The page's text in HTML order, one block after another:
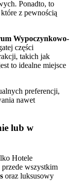
Ponadto, to
z pewnością
Wypoczynkowo-
części
takich jak
to idealne miejsce
preferencji,
nawet
lub w
Hotele
wszystkim
oraz luksusowy